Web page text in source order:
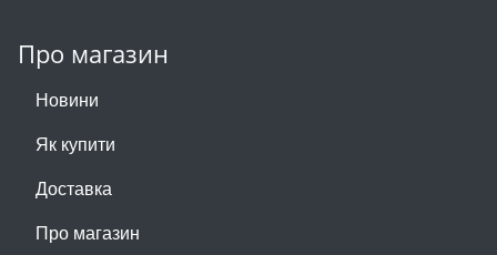
Про магазин
Новини
Як купити
Доставка
Про магазин